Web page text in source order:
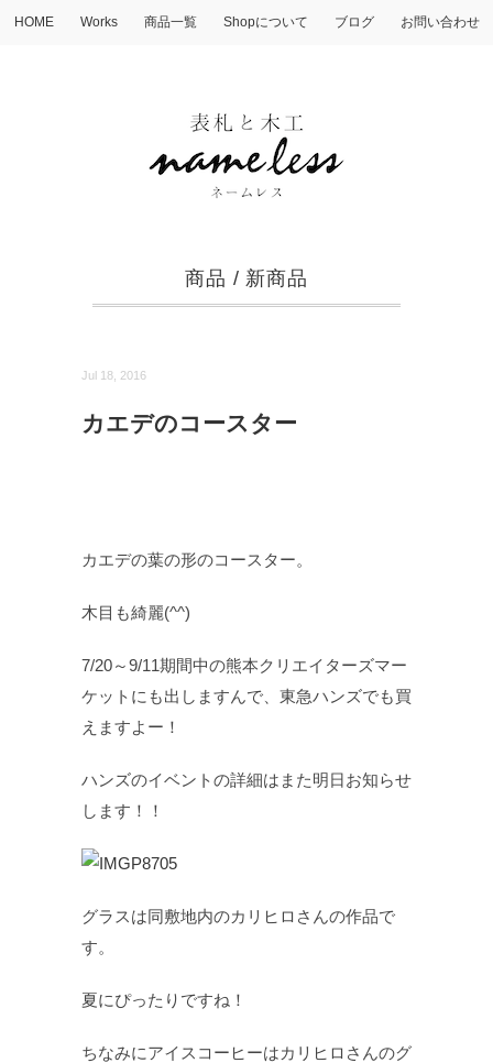
HOME Works 商品一覧 Shopについて ブログ お問い合わせ
商品 / 新商品
Jul 18, 2016
カエデのコースター
カエデの葉の形のコースター。
木目も綺麗(^^)
7/20～9/11期間中の熊本クリエイターズマー
ケットにも出しますんで、東急ハンズでも買
えますよー！
ハンズのイベントの詳細はまた明日お知らせ
します！！
グラスは同敷地内のカリヒロさんの作品で
す。
夏にぴったりですね！
ちなみにアイスコーヒーはカリヒロさんのグ